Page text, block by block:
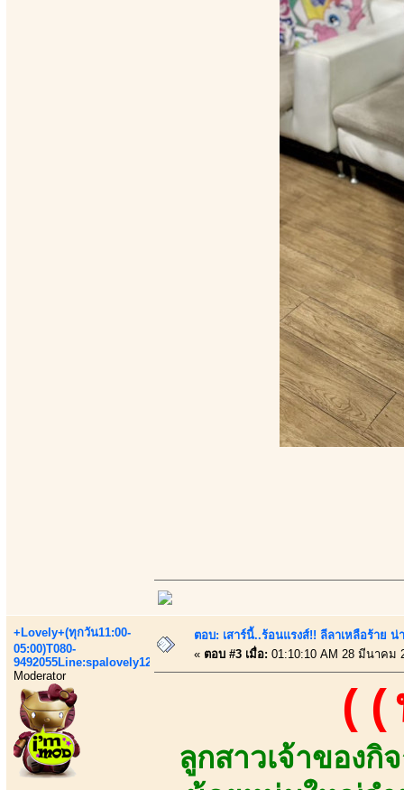
+Lovely+(ทุกวัน11:00-
05:00)T080-
9492055Line:spalovely123
Moderator
ตอบ: เสาร์นี้..ร้อนแรงส์!! ลีลาเหลือร้าย
« ตอบ #3 เมื่อ: 01:10:10 AM 28 มีนาคม
((
ลูกสาวเจ้าของ